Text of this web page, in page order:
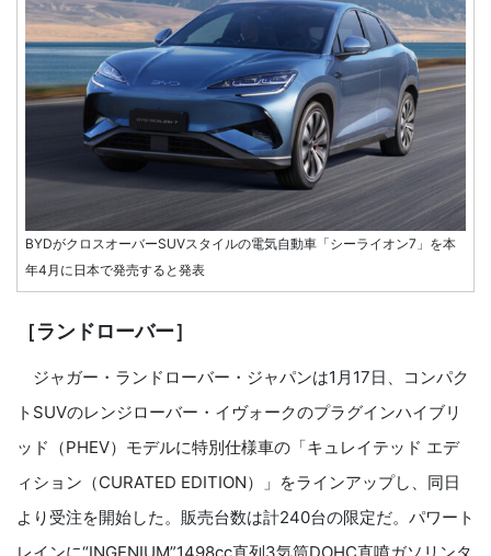
BYDがクロスオーバーSUVスタイルの電気自動車「シーライオン7」を本
年4月に日本で発売すると発表
［ランドローバー］
ジャガー・ランドローバー・ジャパンは1月17日、コンパク
トSUVのレンジローバー・イヴォークのプラグインハイブリ
ッド（PHEV）モデルに特別仕様車の「キュレイテッド エデ
ィション（CURATED EDITION）」をラインアップし、同日
より受注を開始した。販売台数は計240台の限定だ。パワート